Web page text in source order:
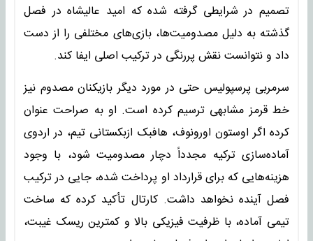
تصمیم در شرایطی گرفته شده که امید عالیشاه در فصل
گذشته به دلیل مصدومیت‌ها، بازی‌های مختلفی را از دست
داد و نتوانست نقش پررنگی در ترکیب اصلی ایفا کند.
سرمربی پرسپولیس حتی در مورد دیگر بازیکنان مصدوم نیز
خط قرمز مشابهی ترسیم کرده است. او به صراحت عنوان
کرده اگر اوستون اورونوف، هافبک ازبکستانی تیم، در اردوی
آماده‌سازی ترکیه مجدداً دچار مصدومیت شود، با وجود
هزینه‌هایی که برای قرارداد او پرداخت شده، جایی در ترکیب
فصل آینده نخواهد داشت. کارتال تأکید کرده که ساخت
تیمی آماده، با ظرفیت فیزیکی بالا و کمترین ریسک غیبت،